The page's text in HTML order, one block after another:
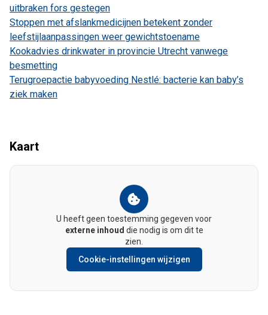
uitbraken fors gestegen
Stoppen met afslankmedicijnen betekent zonder
leefstijlaanpassingen weer gewichtstoename
Kookadvies drinkwater in provincie Utrecht vanwege
besmetting
Terugroepactie babyvoeding Nestlé: bacterie kan baby’s
ziek maken
Kaart
U heeft geen toestemming gegeven voor
externe inhoud die nodig is om dit te
zien.
Cookie-instellingen wijzigen